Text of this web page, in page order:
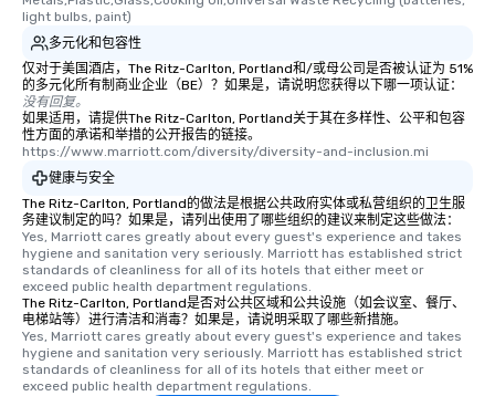
light bulbs, paint)
多元化和包容性
仅对于美国酒店，The Ritz-Carlton, Portland和/或母公司是否被认证为 51%
的多元化所有制商业企业（BE）？如果是，请说明您获得以下哪一项认证：
没有回复。
如果适用，请提供The Ritz-Carlton, Portland关于其在多样性、公平和包容
性方面的承诺和举措的公开报告的链接。
https://www.marriott.com/diversity/diversity-and-inclusion.mi
健康与安全
The Ritz-Carlton, Portland的做法是根据公共政府实体或私营组织的卫生服
务建议制定的吗？如果是，请列出使用了哪些组织的建议来制定这些做法：
Yes, Marriott cares greatly about every guest's experience and takes
hygiene and sanitation very seriously. Marriott has established strict
standards of cleanliness for all of its hotels that either meet or
exceed public health department regulations.
The Ritz-Carlton, Portland是否对公共区域和公共设施（如会议室、餐厅、
电梯站等）进行清洁和消毒？如果是，请说明采取了哪些新措施。
Yes, Marriott cares greatly about every guest's experience and takes
hygiene and sanitation very seriously. Marriott has established strict
standards of cleanliness for all of its hotels that either meet or
exceed public health department regulations.